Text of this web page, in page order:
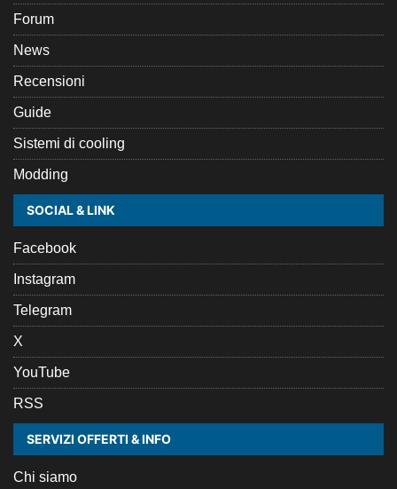
Forum
News
Recensioni
Guide
Sistemi di cooling
Modding
SOCIAL & LINK
Facebook
Instagram
Telegram
X
YouTube
RSS
SERVIZI OFFERTI & INFO
Chi siamo